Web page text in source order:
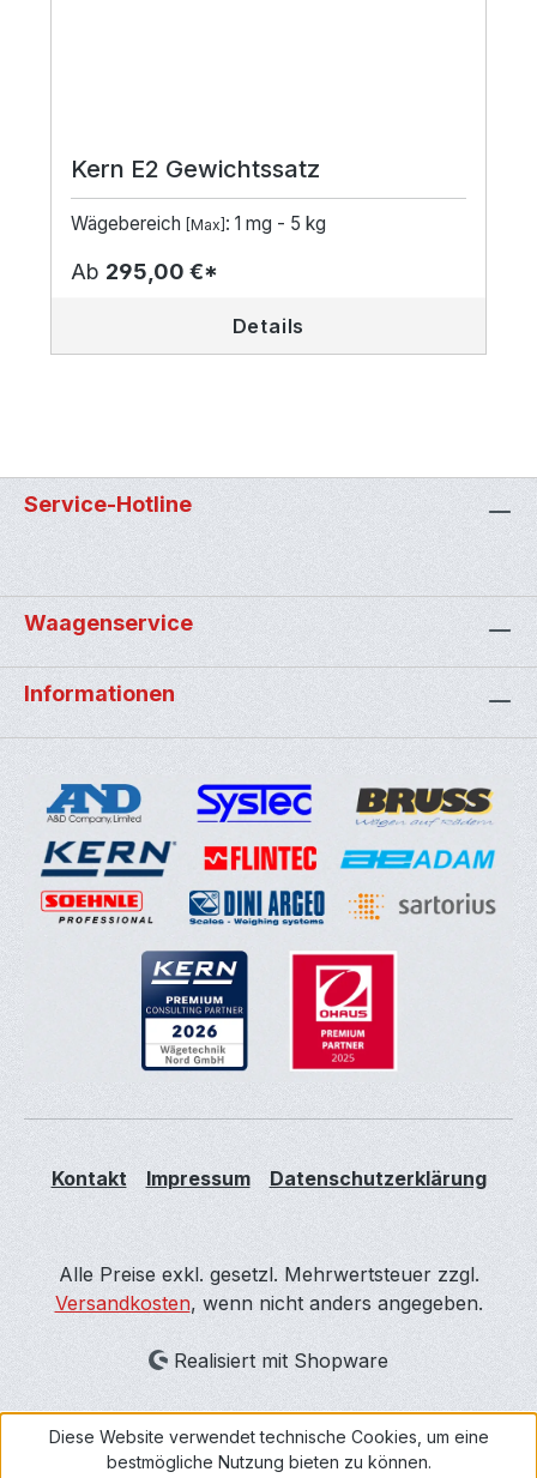
Kern E2 Gewichtssatz
Wägebereich [Max] : 1 mg - 5 kg
Ab 295,00 €*
Details
Service-Hotline
Waagenservice
Informationen
Kontakt Impressum Datenschutzerklärung
Alle Preise exkl. gesetzl. Mehrwertsteuer zzgl.
Versandkosten, wenn nicht anders angegeben.
Realisiert mit Shopware
Diese Website verwendet technische Cookies, um eine
bestmögliche Nutzung bieten zu können.